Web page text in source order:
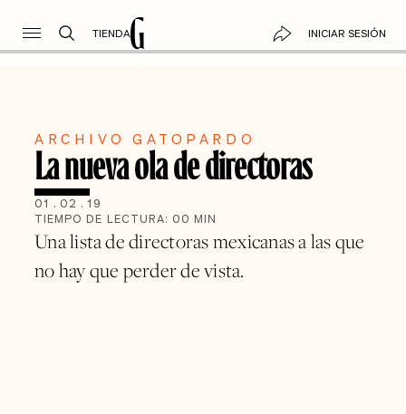
TIENDA INICIAR SESIÓN
ARCHIVO GATOPARDO
La nueva ola de directoras
01 . 02 . 19
TIEMPO DE LECTURA: 00 MIN
Una lista de directoras mexicanas a las que
no hay que perder de vista.